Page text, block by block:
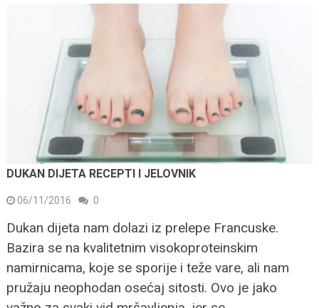
DUKAN DIJETA RECEPTI I JELOVNIK
06/11/2016 0
Dukan dijeta nam dolazi iz prelepe Francuske.
Bazira se na kvalitetnim visokoproteinskim
namirnicama, koje se sporije i teže vare, ali nam
pružaju neophodan osećaj sitosti. Ovo je jako